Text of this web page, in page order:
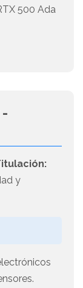
500 Ada
y